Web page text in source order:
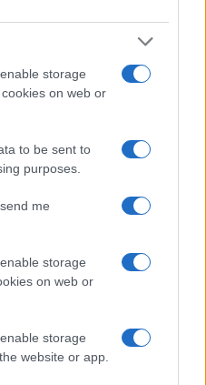
storage
on web or
to be sent to
purposes.
me
storage
on web or
storage
website or app.
for